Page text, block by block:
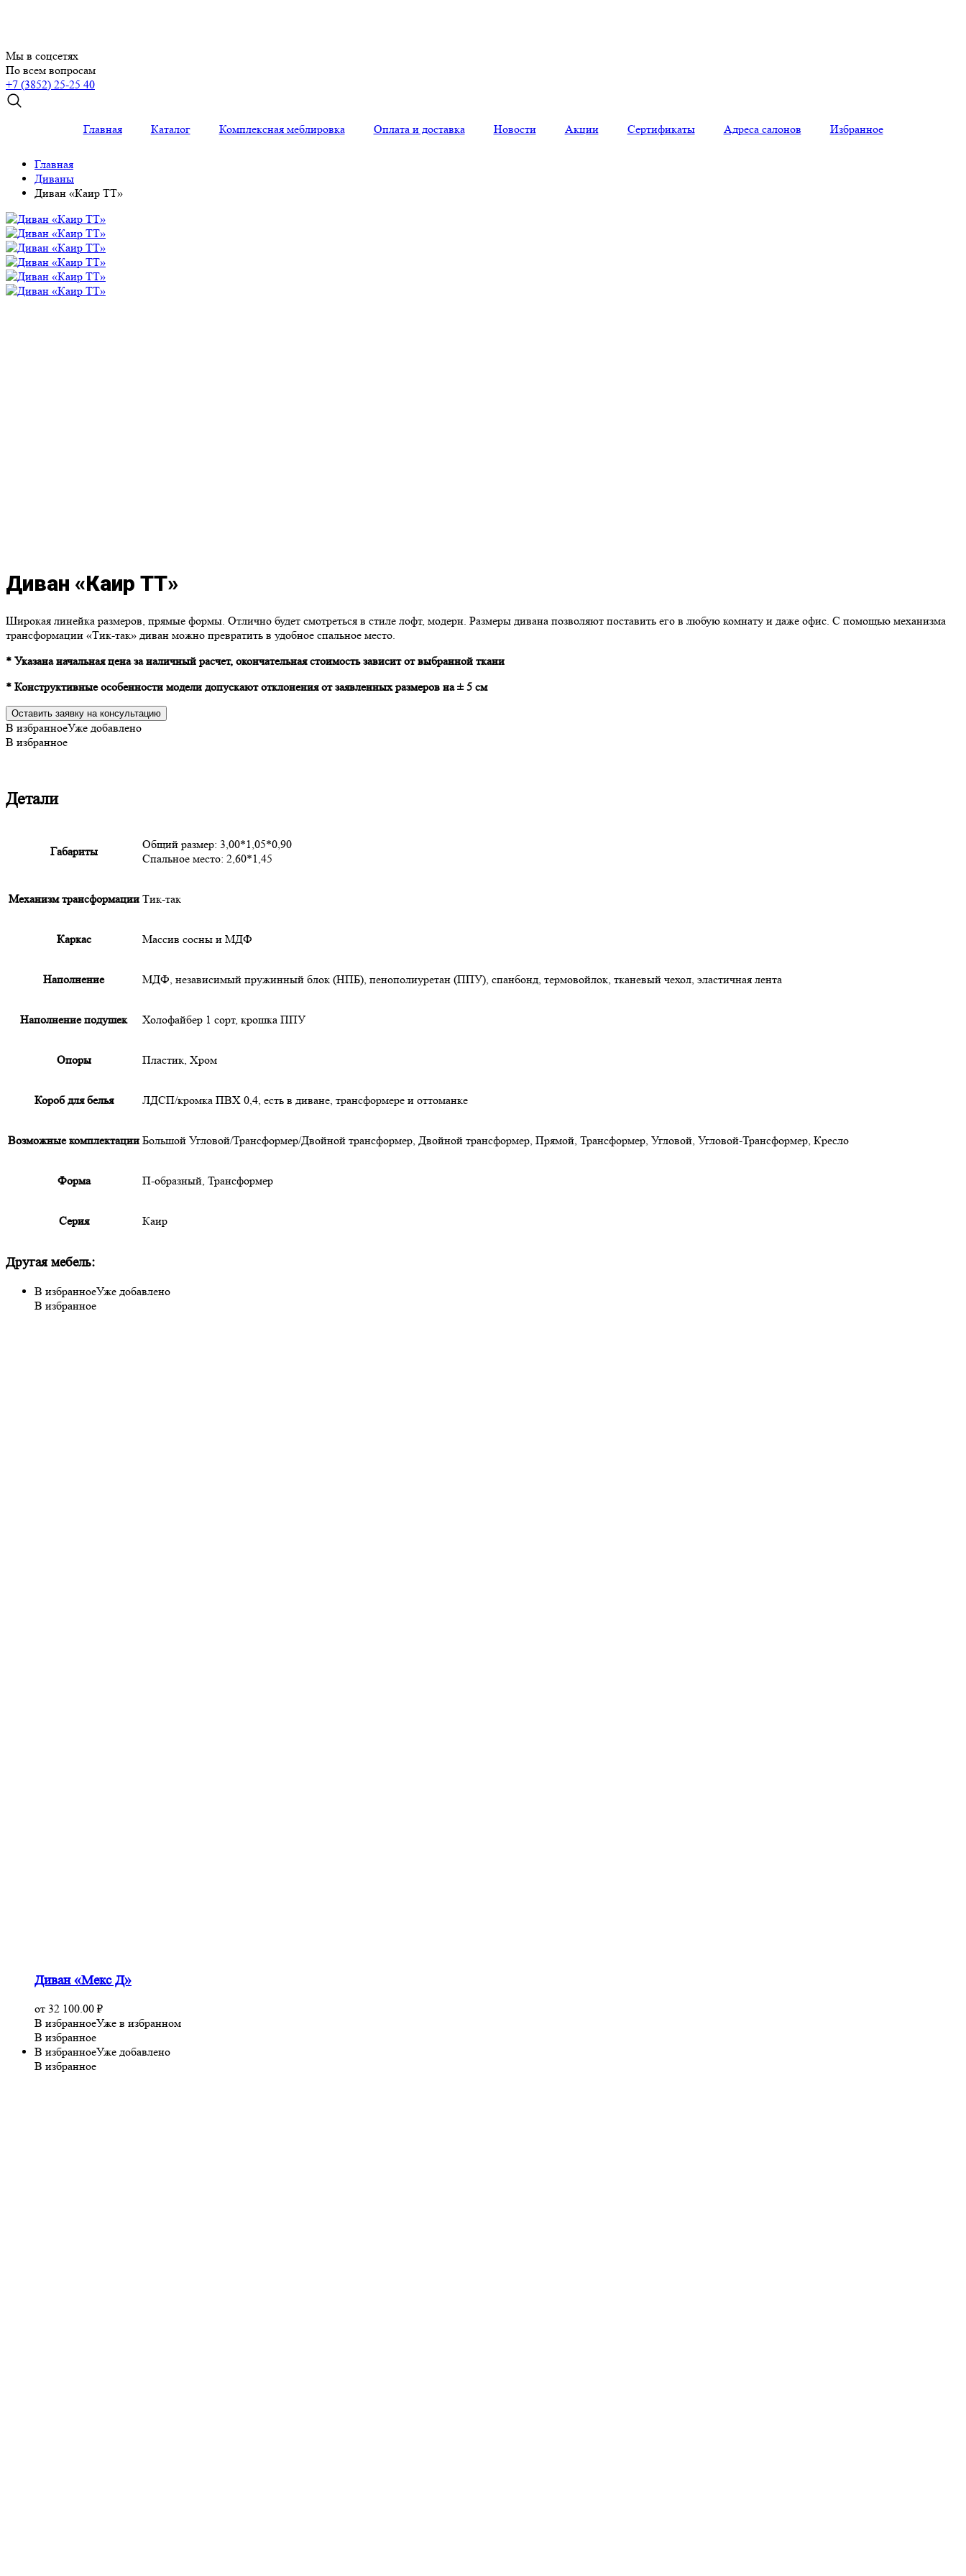
Мы в соцсетях
По всем вопросам
+7 (3852) 25-25 40
Главная Каталог Комплексная меблировка Оплата и доставка Новости Акции Сертификаты Адреса салонов Избранное
Главная
Диваны
Диван «Каир ТТ»
Диван «Каир ТТ»
Широкая линейка размеров, прямые формы. Отлично будет смотреться в стиле лофт, модерн. Размеры дивана позволяют поставить его в любую комнату и даже офис. С помощью механизма
трансформации «Тик-так» диван можно превратить в удобное спальное место.
* Указана начальная цена за наличный расчет, окончательная стоимость зависит от выбранной ткани
* Конструктивные особенности модели допускают отклонения от заявленных размеров на ± 5 см
Оставить заявку на консультацию
В избранноеУже добавлено
В избранное
Детали
Габариты
Общий размер: 3,00*1,05*0,90
Спальное место: 2,60*1,45
Механизм трансформации Тик-так
Каркас Массив сосны и МДФ
Наполнение МДФ независимый пружинный блок (НПБ) пенополиуретан (ППУ) спанбонд термовойлок тканевый чехол эластичная лента
Наполнение подушек Холофайбер 1 сорт, крошка ППУ
Опоры Пластик Хром
Короб для белья ЛДСП/кромка ПВХ 0,4, есть в диване, трансформере и оттоманке
Возможные комплектации Большой Угловой/Трансформер/Двойной трансформер, Двойной трансформер, Прямой, Трансформер, Угловой, Угловой-Трансформер, Кресло
Форма П-образный Трансформер
Серия Каир
Другая мебель:
В избранноеУже добавлено
В избранное
Диван «Мекс Д»
от 32 100.00 ₽
В избранноеУже в избранном
В избранное
В избранноеУже добавлено
В избранное